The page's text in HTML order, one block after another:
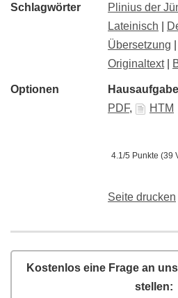
Schlagwörter Plinius der
Lateinisch
Übersetzung
Originaltext|
Optionen
PDF, HTM
4.1/5 Punkte (39
Seite drucken
Kostenlos eine Frage an
stellen: